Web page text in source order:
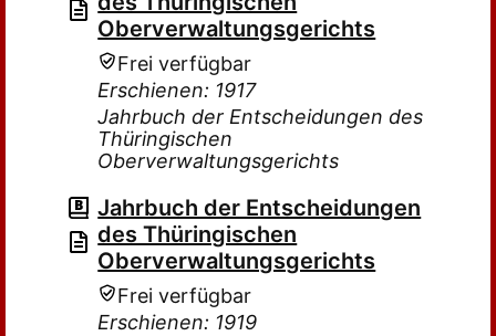
Oberverwaltungsgerichts
Frei verfügbar
Erschienen: 1917
Jahrbuch der Entscheidungen des
Thüringischen
Oberverwaltungsgerichts
Jahrbuch der Entscheidungen
des Thüringischen
Oberverwaltungsgerichts
Frei verfügbar
Erschienen: 1919